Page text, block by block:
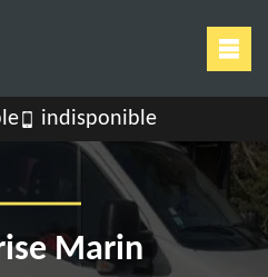
indisponible
Marin